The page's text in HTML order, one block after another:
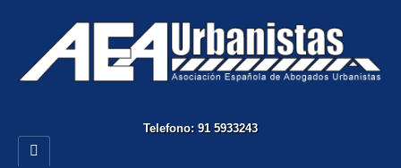
Telefono: 91 5933243